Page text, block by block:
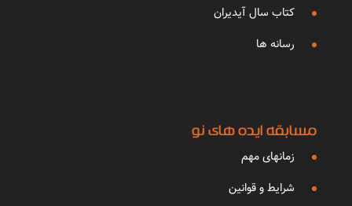
کتاب سال آیدیران
رسانه ها
مسابقه ایده های نو
زمانهای مهم
شرایط و قوانین